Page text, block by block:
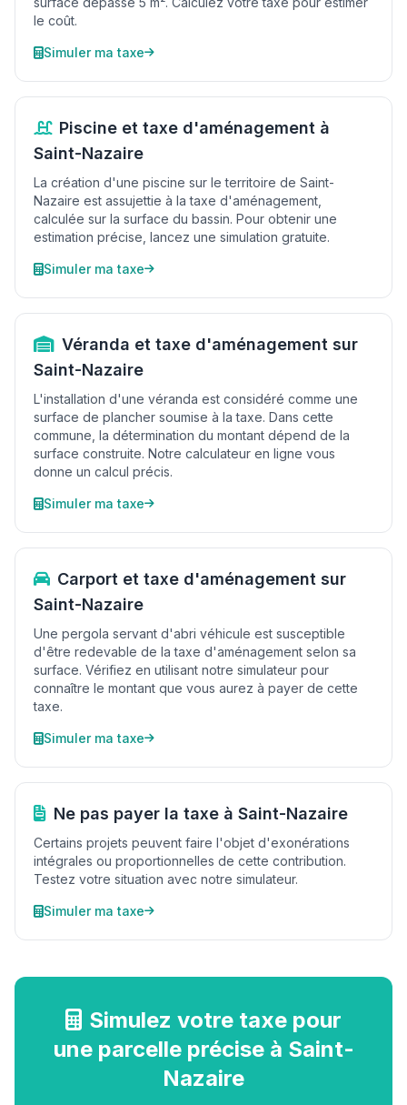
le coût.
Simuler ma taxe
Piscine et taxe d'aménagement à
Saint-Nazaire
La création d'une piscine sur le territoire de Saint-
Nazaire est assujettie à la taxe d'aménagement,
calculée sur la surface du bassin. Pour obtenir une
estimation précise, lancez une simulation gratuite.
Simuler ma taxe
Véranda et taxe d'aménagement sur
Saint-Nazaire
L'installation d'une véranda est considéré comme une
surface de plancher soumise à la taxe. Dans cette
commune, la détermination du montant dépend de la
surface construite. Notre calculateur en ligne vous
donne un calcul précis.
Simuler ma taxe
Carport et taxe d'aménagement sur
Saint-Nazaire
Une pergola servant d'abri véhicule est susceptible
d'être redevable de la taxe d'aménagement selon sa
surface. Vérifiez en utilisant notre simulateur pour
connaître le montant que vous aurez à payer de cette
taxe.
Simuler ma taxe
Ne pas payer la taxe à Saint-Nazaire
Certains projets peuvent faire l'objet d'exonérations
intégrales ou proportionnelles de cette contribution.
Testez votre situation avec notre simulateur.
Simuler ma taxe
Simulez votre taxe pour
une parcelle précise à Saint-
Nazaire